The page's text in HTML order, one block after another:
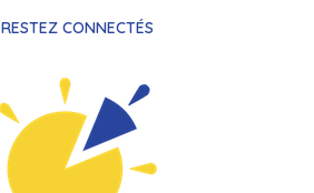
RESTEZ CONNECTÉS